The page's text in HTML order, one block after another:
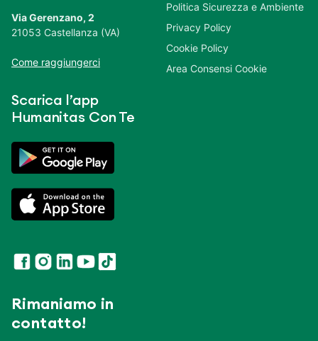
Via Gerenzano, 2
21053 Castellanza (VA)
Come raggiungerci
Scarica l’app
Humanitas Con Te
Rimaniamo in
contatto!
Politica Sicurezza e Ambiente
Privacy Policy
Cookie Policy
Area Consensi Cookie